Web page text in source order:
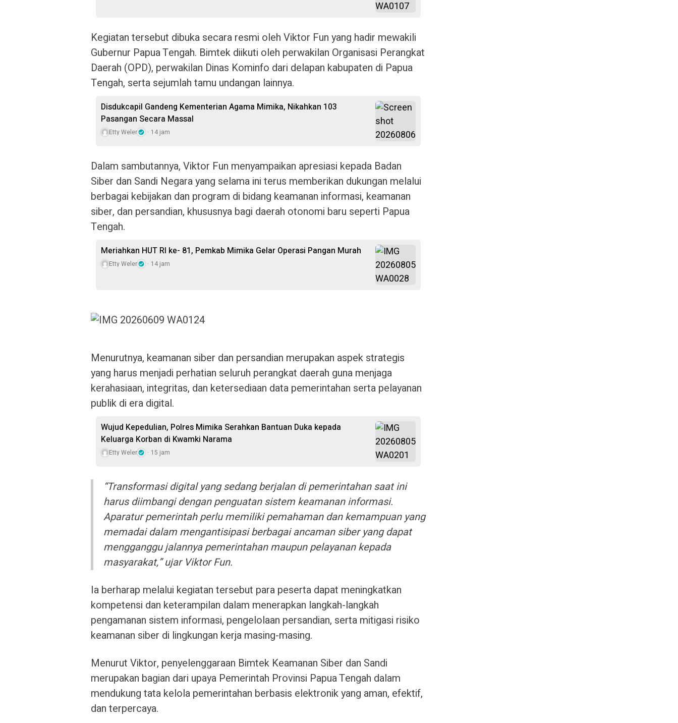
Kegiatan tersebut dibuka secara resmi oleh Viktor Fun yang hadir mewakili
Gubernur Papua Tengah. Bimtek diikuti oleh perwakilan Organisasi Perangkat
Daerah (OPD), perwakilan Dinas Kominfo dari delapan kabupaten di Papua
Tengah, serta sejumlah tamu undangan lainnya.
Disdukcapil Gandeng Kementerian Agama Mimika, Nikahkan 103
Pasangan Secara Massal
Etty Weler 14 jam
Dalam sambutannya, Viktor Fun menyampaikan apresiasi kepada Badan
Siber dan Sandi Negara yang selama ini terus memberikan dukungan melalui
berbagai kebijakan dan program di bidang keamanan informasi, keamanan
siber, dan persandian, khususnya bagi daerah otonomi baru seperti Papua
Tengah.
Meriahkan HUT RI ke- 81, Pemkab Mimika Gelar Operasi Pangan Murah
Etty Weler 14 jam
Menurutnya, keamanan siber dan persandian merupakan aspek strategis
yang harus menjadi perhatian seluruh perangkat daerah guna menjaga
kerahasiaan, integritas, dan ketersediaan data pemerintahan serta pelayanan
publik di era digital.
Wujud Kepedulian, Polres Mimika Serahkan Bantuan Duka kepada
Keluarga Korban di Kwamki Narama
Etty Weler 15 jam
“Transformasi digital yang sedang berjalan di pemerintahan saat ini
harus diimbangi dengan penguatan sistem keamanan informasi.
Aparatur pemerintah perlu memiliki pemahaman dan kemampuan yang
memadai dalam mengantisipasi berbagai ancaman siber yang dapat
mengganggu jalannya pemerintahan maupun pelayanan kepada
masyarakat,” ujar Viktor Fun.
Ia berharap melalui kegiatan tersebut para peserta dapat meningkatkan
kompetensi dan keterampilan dalam menerapkan langkah-langkah
pengamanan sistem informasi, pengelolaan persandian, serta mitigasi risiko
keamanan siber di lingkungan kerja masing-masing.
Menurut Viktor, penyelenggaraan Bimtek Keamanan Siber dan Sandi
merupakan bagian dari upaya Pemerintah Provinsi Papua Tengah dalam
mendukung tata kelola pemerintahan berbasis elektronik yang aman, efektif,
dan terpercaya.